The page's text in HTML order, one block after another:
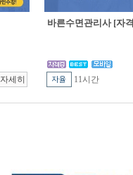
바른수면관리사 [자
11시간